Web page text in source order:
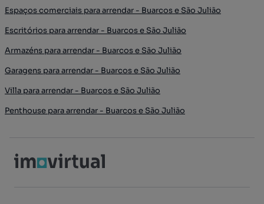
Espaços comerciais para arrendar - Buarcos e São Julião
Escritórios para arrendar - Buarcos e São Julião
Armazéns para arrendar - Buarcos e São Julião
Garagens para arrendar - Buarcos e São Julião
Villa para arrendar - Buarcos e São Julião
Penthouse para arrendar - Buarcos e São Julião